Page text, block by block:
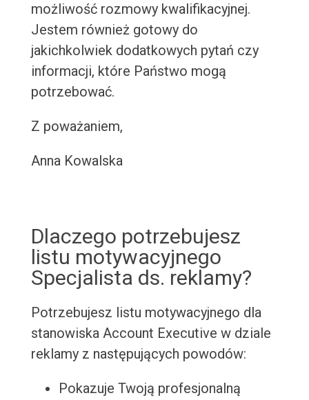
możliwość rozmowy kwalifikacyjnej.
Jestem również gotowy do
jakichkolwiek dodatkowych pytań czy
informacji, które Państwo mogą
potrzebować.
Z poważaniem,
Anna Kowalska
Dlaczego potrzebujesz
listu motywacyjnego
Specjalista ds. reklamy?
Potrzebujesz listu motywacyjnego dla
stanowiska Account Executive w dziale
reklamy z następujących powodów:
Pokazuje Twoją profesjonalną